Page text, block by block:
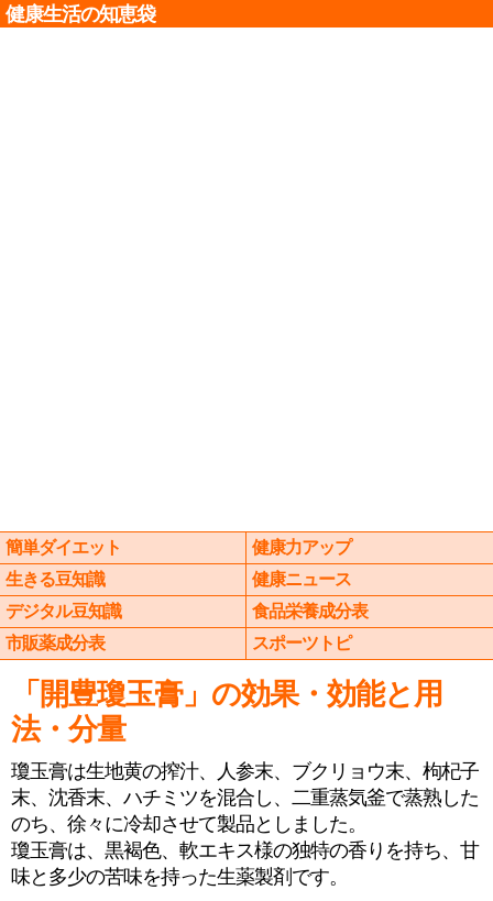
健康生活の知恵袋
簡単ダイエット
健康力アップ
生きる豆知識
健康ニュース
デジタル豆知識
食品栄養成分表
市販薬成分表
スポーツトピ
「開豊瓊玉膏」の効果・効能と用
法・分量
瓊玉膏は生地黄の搾汁、人参末、ブクリョウ末、枸杞子
末、沈香末、ハチミツを混合し、二重蒸気釜で蒸熟した
のち、徐々に冷却させて製品としました。
瓊玉膏は、黒褐色、軟エキス様の独特の香りを持ち、甘
味と多少の苦味を持った生薬製剤です。